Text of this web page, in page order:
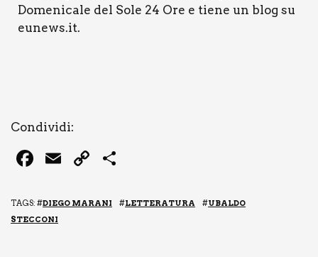
Dome­ni­ca­le del Sole 24 Ore e tie­ne un blog su
eunews.it.
Con­di­vi­di:
F
c
e
E
ai
C
p n
TAGS: #DIEGO MARANI #LETTERATURA #UBALDO
STECCONI